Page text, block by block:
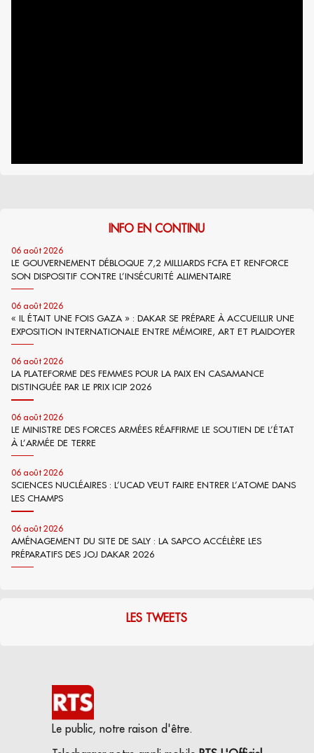
INFO EN CONTINU
06 août 2026
LE GOUVERNEMENT DÉBLOQUE 7,2 MILLIARDS FCFA ET RENFORCE
SON DISPOSITIF CONTRE L’INSÉCURITÉ ALIMENTAIRE
06 août 2026
« IL ÉTAIT UNE FOIS GAZA » : DAKAR SE PRÉPARE À ACCUEILLIR UNE
EXPOSITION INTERNATIONALE ENTRE MÉMOIRE, ART ET PLAIDOYER
06 août 2026
LA PLATEFORME DES FEMMES POUR LA PAIX EN CASAMANCE
DISTINGUÉE PAR LE PRIX ICIP 2026
06 août 2026
LE MINISTRE DES FORCES ARMÉES RÉAFFIRME LE SOUTIEN DE L’ÉTAT
À L’ARMÉE DE TERRE
06 août 2026
SCIENCES NUCLÉAIRES : L’UCAD VEUT FAIRE ENTRER L’ATOME DANS
LES CHAMPS
06 août 2026
AMÉNAGEMENT DU SITE DE SALY : LA SAPCO ACCÉLÈRE LES
PRÉPARATIFS DES JOJ DAKAR 2026
LES TWEETS
Le public, notre raison d'être.